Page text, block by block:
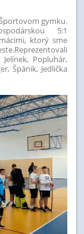
gymku.
5:1
ktorý sme
Reprezentovali
Popluhár,
Špánik, Jedlička